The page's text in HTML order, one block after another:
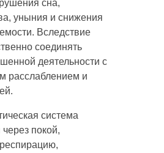
сна,
уныния и снижения
Вследствие
соединять
деятельности с
расслаблением и
система
через покой,